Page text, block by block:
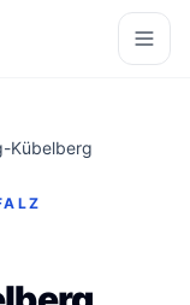
Kübelberg